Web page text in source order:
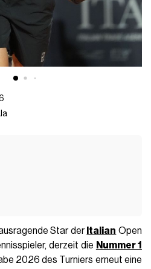
Star der Italian Open
derzeit die Nummer 1
2026 des Turniers erneut eine